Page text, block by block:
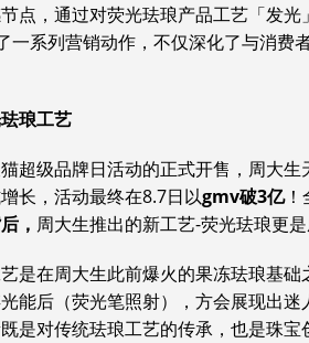
点，通过对荧光珐琅产品工艺「发
一系列营销动作，不仅深化了与消费
琅工艺
超级品牌日活动的正式开售，周大
长，活动最终在8.7日以gmv破3亿！
， 周大生推出的新工艺-荧光珐琅更
是在周大生此前爆火的果冻珐琅基
能后（荧光笔照射），方会展现出
是对传统珐琅工艺的传承，也是珠